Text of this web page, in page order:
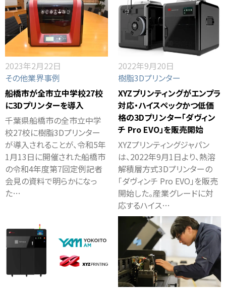
2023年2月22日
その他業界事例
船橋市が全市立中学校27校
に3Dプリンターを導入
千葉県船橋市の全市立中学
校27校に樹脂3Dプリンター
が導入されることが、令和5年
1月13日に開催された船橋市
の令和4年度第7回定例記者
会見の資料で明らかになっ
た…
2022年9月20日
樹脂3Dプリンター
XYZプリンティングがエンプラ
対応・ハイスペックかつ低価
格の3Dプリンター「ダヴィン
チ Pro EVO」を販売開始
XYZプリンティングジャパン
は、2022年9月1日より、熱溶
解積層方式3Dプリンターの
「ダヴィンチ Pro EVO」を販売
開始した。産業グレードに対
応するハイス…